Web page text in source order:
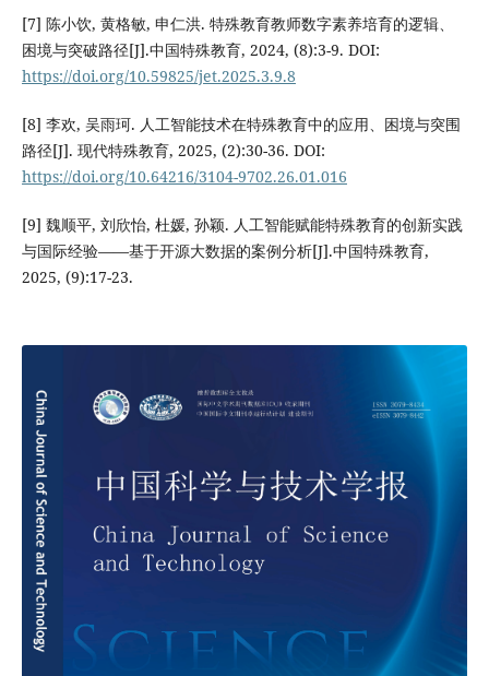
[7] 陈小饮, 黄格敏, 申仁洪. 特殊教育教师数字素养培育的逻辑、
困境与突破路径[J].中国特殊教育, 2024, (8):3-9. DOI:
https://doi.org/10.59825/jet.2025.3.9.8
[8] 李欢, 吴雨珂. 人工智能技术在特殊教育中的应用、困境与突围
路径[J]. 现代特殊教育, 2025, (2):30-36. DOI:
https://doi.org/10.64216/3104-9702.26.01.016
[9] 魏顺平, 刘欣怡, 杜媛, 孙颖. 人工智能赋能特殊教育的创新实践
与国际经验——基于开源大数据的案例分析[J].中国特殊教育,
2025, (9):17-23.